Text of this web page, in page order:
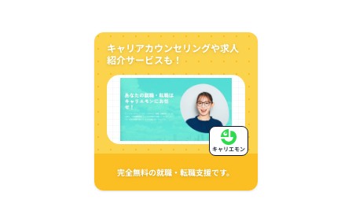
キャリアカウンセリングや求人
紹介サービスも！
完全無料の就職・転職支援です。
キャリエモン